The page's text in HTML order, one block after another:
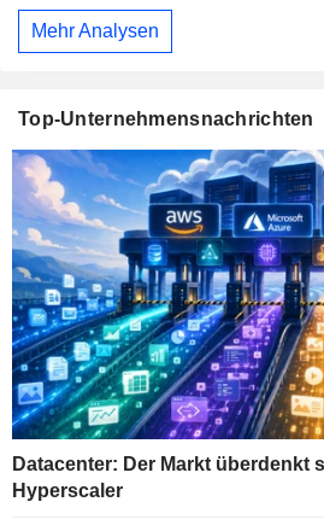
Mehr Analysen
Top-Unternehmensnachrichten
Datacenter: Der Markt überdenkt
Hyperscaler